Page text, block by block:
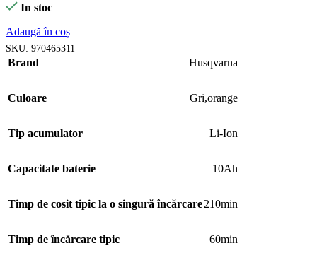
In stoc
Adaugă în coș
SKU: 970465311
Brand Husqvarna
Culoare Gri,orange
Tip acumulator Li-Ion
Capacitate baterie 10Ah
Timp de cosit tipic la o singură încărcare210min
Timp de încărcare tipic 60min